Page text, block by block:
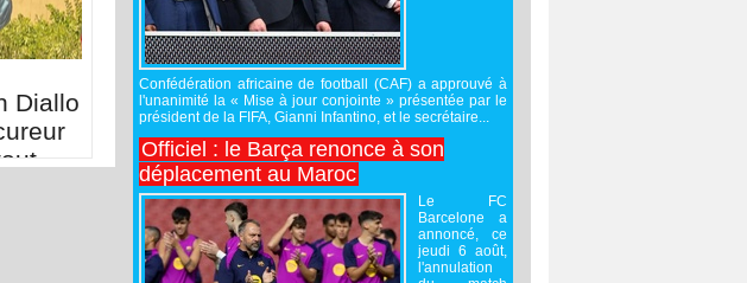
Diallo
Confédération africaine de football (CAF) a approuvé à
l'unanimité la « Mise à jour conjointe » présentée par le
président de la FIFA, Gianni Infantino, et le secrétaire...
Officiel : le Barça renonce à son
déplacement au Maroc
Le FC
Barcelone a
annoncé, ce
jeudi 6 août,
l'annulation